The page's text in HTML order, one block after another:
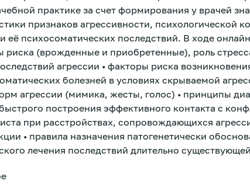
практике за счет формирования у врачей
признаков агрессивности, психологической
её психосоматических последствий. В ходе
риска (врожденные и приобретенные), роль
агрессии • факторы риска
болезней в условиях скрываемой
агрессии (мимика, жесты, голос) • принципы
построения эффективного контакта с
при расстройствах, сопровождающихся
• правила назначения патогенетически
лечения последствий длительно